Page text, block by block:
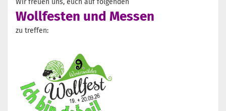
Wir freuen uns, euch auf folgenden
Wollfesten und Messen
zu treffen: